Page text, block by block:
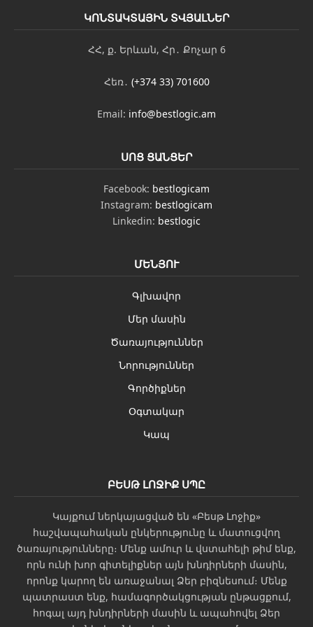
ԿՈՆՏԱԿՏԱՅԻՆ ՏՎՅԱԼՆԵՐ
ՀՀ, ք. Երևան, Հր․ Քոչար 6
Հեռ․ (+374 33) 701600
Email: info@bestlogic.am
ՍՈՑ ՑԱՆՑԵՐ
Facebook: bestlogicam
Instagram: bestlogicam
Linkedin: bestlogic
ՄԵՆՅՈՒ
Գլխավոր
Մեր մասին
Ծառայություններ
Նորություններ
Գործիքներ
Օգտակար
Կապ
ԲԵՍԹ ԼՈՋԻՔ ՍՊԸ
Կայքում ներկայացված են «Բեսթ Լոջիք»
հաշվապահական ընկերությունը և մատուցվող
ծառայությունները։ Մենք ամուր և վստահելի թիմ ենք,
որն ունի խոր գիտելիքներ այն խնդիրների մասին,
որոնք կարող են առաջանալ Ձեր բիզնեսում։ Մենք
պատրաստ ենք, համագործակցության ընթացքում,
հոգալ այդ խնդիրների մասին և ապահովել Ձեր